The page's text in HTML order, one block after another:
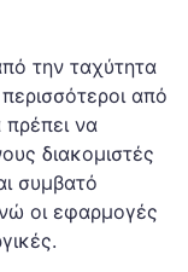
την ταχύτητα
από
πρέπει να
διακομιστές
συμβατό
οι εφαρμογές